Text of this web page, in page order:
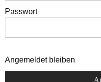
Passwort
Angemeldet bleiben